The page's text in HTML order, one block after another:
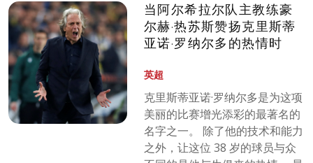
当阿尔希拉尔队主教练豪
尔赫·热苏斯赞扬克里斯蒂
亚诺·罗纳尔多的热情时
英超
克里斯蒂亚诺·罗纳尔多是为这项
美丽的比赛增光添彩的最著名的
名字之一。 除了他的技术和能力
之外，让这位 38 岁的球员与众